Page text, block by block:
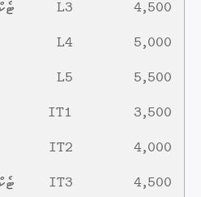
4,500
L3
5,000
L4
5,500
L5
3,500
IT1
4,000
IT2
4,500
IT3